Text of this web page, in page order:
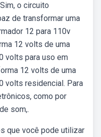
o circuito
de transformar uma
12 para 110v
12 volts de uma
volts para uso em
12 volts de uma
volts residencial. Para
como por
som,.
que você pode utilizar